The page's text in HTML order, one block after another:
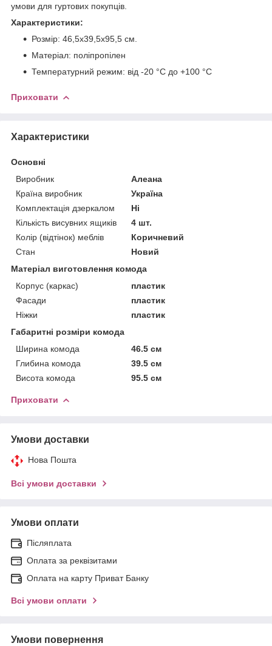
умови для гуртових покупців.
Характеристики:
Розмір: 46,5х39,5х95,5 см.
Матеріал: поліпропілен
Температурний режим: від -20 °C до +100 °C
Приховати
Характеристики
Основні
Виробник
Алеана
Країна виробник
Україна
Комплектація дзеркалом
Ні
Кількість висувних ящиків
4 шт.
Колір (відтінок) меблів
Коричневий
Стан
Новий
Матеріал виготовлення комода
Корпус (каркас)
пластик
Фасади
пластик
Ніжки
пластик
Габаритні розміри комода
Ширина комода
46.5 см
Глибина комода
39.5 см
Висота комода
95.5 см
Приховати
Умови доставки
Нова Пошта
Всі умови доставки
Умови оплати
Післяплата
Оплата за реквізитами
Оплата на карту Приват Банку
Всі умови оплати
Умови повернення